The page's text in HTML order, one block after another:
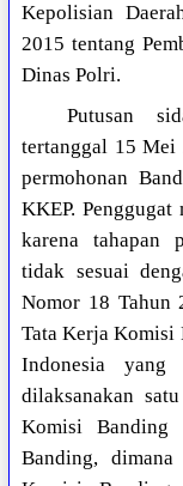
Kepolisian
2015 tentang
Dinas Polri.
Putusan
tertanggal 15 Mei
permohonan
KKEP.
karena tahapan
tidak sesuai
Nomor 18 Tahun
Tata Kerja Komisi
Indonesia yang
dilaksanakan
Komisi
Banding,